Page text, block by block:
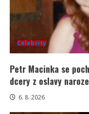
Celebrity
Petr Macinka se
dcery z oslavy
6. 8. 2026